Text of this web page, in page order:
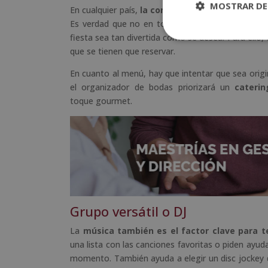
En cualquier país, la comida y la bebida son
Es verdad que no en todos los lugares beben
fiesta sea tan divertida como se desea. Para
que se tienen que reservar.
En cuanto al menú, hay que intentar que sea
el organizador de bodas priorizará un
toque gourmet.
Grupo versátil o DJ
La música también es el factor clave para
una lista con las canciones favoritas o piden
momento. También ayuda a elegir un disc
MOSTRAR